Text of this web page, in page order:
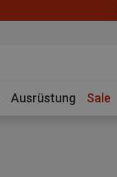
Ausrüstung Sale